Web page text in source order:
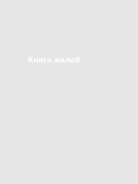
Книга жалоб